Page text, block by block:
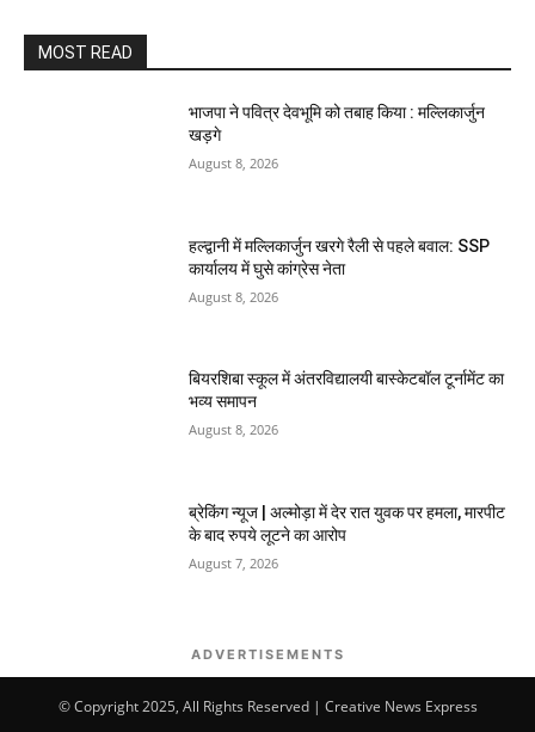
MOST READ
भाजपा ने पवित्र देवभूमि को तबाह किया : मल्लिकार्जुन
खड़गे
August 8, 2026
हल्द्वानी में मल्लिकार्जुन खरगे रैली से पहले बवाल: SSP
कार्यालय में घुसे कांग्रेस नेता
August 8, 2026
बियरशिबा स्कूल में अंतरविद्यालयी बास्केटबॉल टूर्नामेंट का
भव्य समापन
August 8, 2026
ब्रेकिंग न्यूज | अल्मोड़ा में देर रात युवक पर हमला, मारपीट
के बाद रुपये लूटने का आरोप
August 7, 2026
ADVERTISEMENTS
© Copyright 2025, All Rights Reserved | Creative News Express